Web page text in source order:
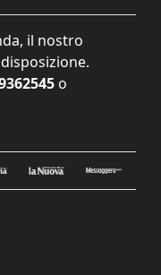
il nostro
o